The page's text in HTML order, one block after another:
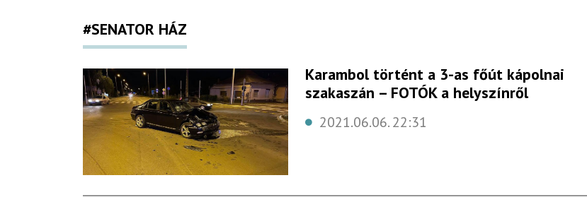
#SENATOR HÁZ
Karambol történt a 3-as főút kápolnai
szakaszán – FOTÓK a helyszínről
2021.06.06. 22:31